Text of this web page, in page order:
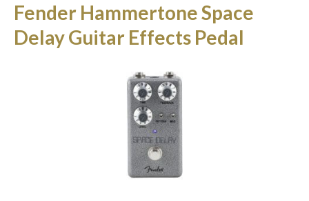
Fender Hammertone Space
Delay Guitar Effects Pedal